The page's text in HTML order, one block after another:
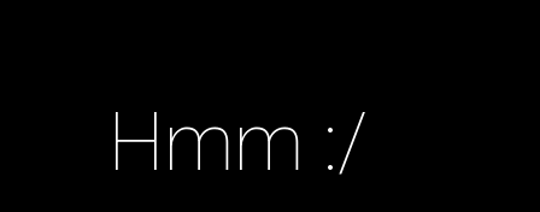
Hmm :/